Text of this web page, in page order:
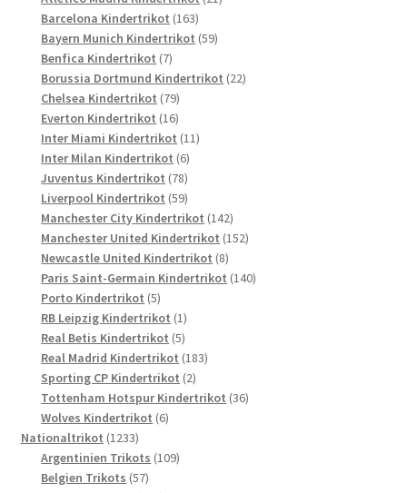
Barcelona Kindertrikot 163163
Produkte
Bayern Munich Kindertrikot 5959
Benfica Kindertrikot 77
Produkte
Borussia Dortmund Kindertrikot 2222
Chelsea Kindertrikot 7979
Produkte
Everton Kindertrikot 1616
Produkte
Inter Miami Kindertrikot 1111
Inter Milan Kindertrikot 66
Produkte
Juventus Kindertrikot 7878
Produkte
Liverpool Kindertrikot 5959
Produkte
Manchester City Kindertrikot 142142
Produkte
Manchester United Kindertrikot 152152
Newcastle United Kindertrikot 88
Produkte
Paris Saint-Germain Kindertrikot 140140
Porto Kindertrikot 55
Produkte
RB Leipzig Kindertrikot 11
Produkt
Real Betis Kindertrikot 55
Produkte
Real Madrid Kindertrikot 183183
Sporting CP Kindertrikot 22
Produkte
Tottenham Hotspur Kindertrikot 3636
Wolves Kindertrikot 66
Nationaltrikot 12331233
Produkte
Argentinien Trikots 109109
Belgien Trikots 5757